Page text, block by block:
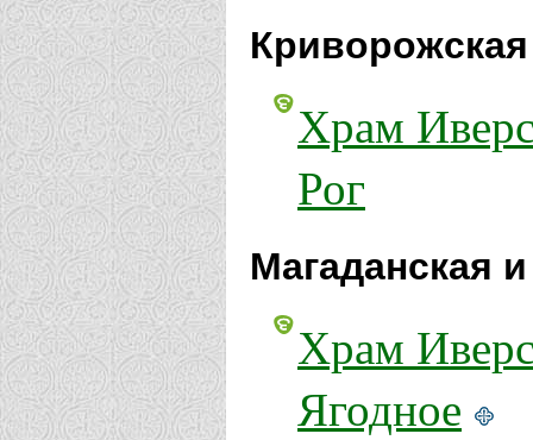
Храм
Рог
Магаданская
Храм
Ягодное